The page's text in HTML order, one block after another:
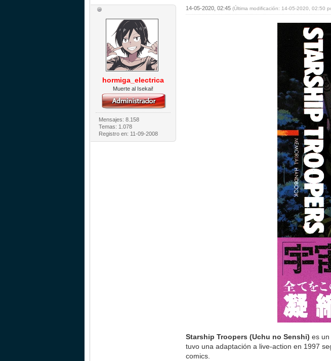
hormiga_electrica
Muerte al Isekai!
Mensajes: 8.158
Temas: 1.078
Registro en: 11-09-2008
14-05-2020, 02:45(Última modificación: 14-05-2020, 02:50
Starship Troopers (Uchu no Senshi) es
tuvo una adaptación a live-action en 1997
comics.